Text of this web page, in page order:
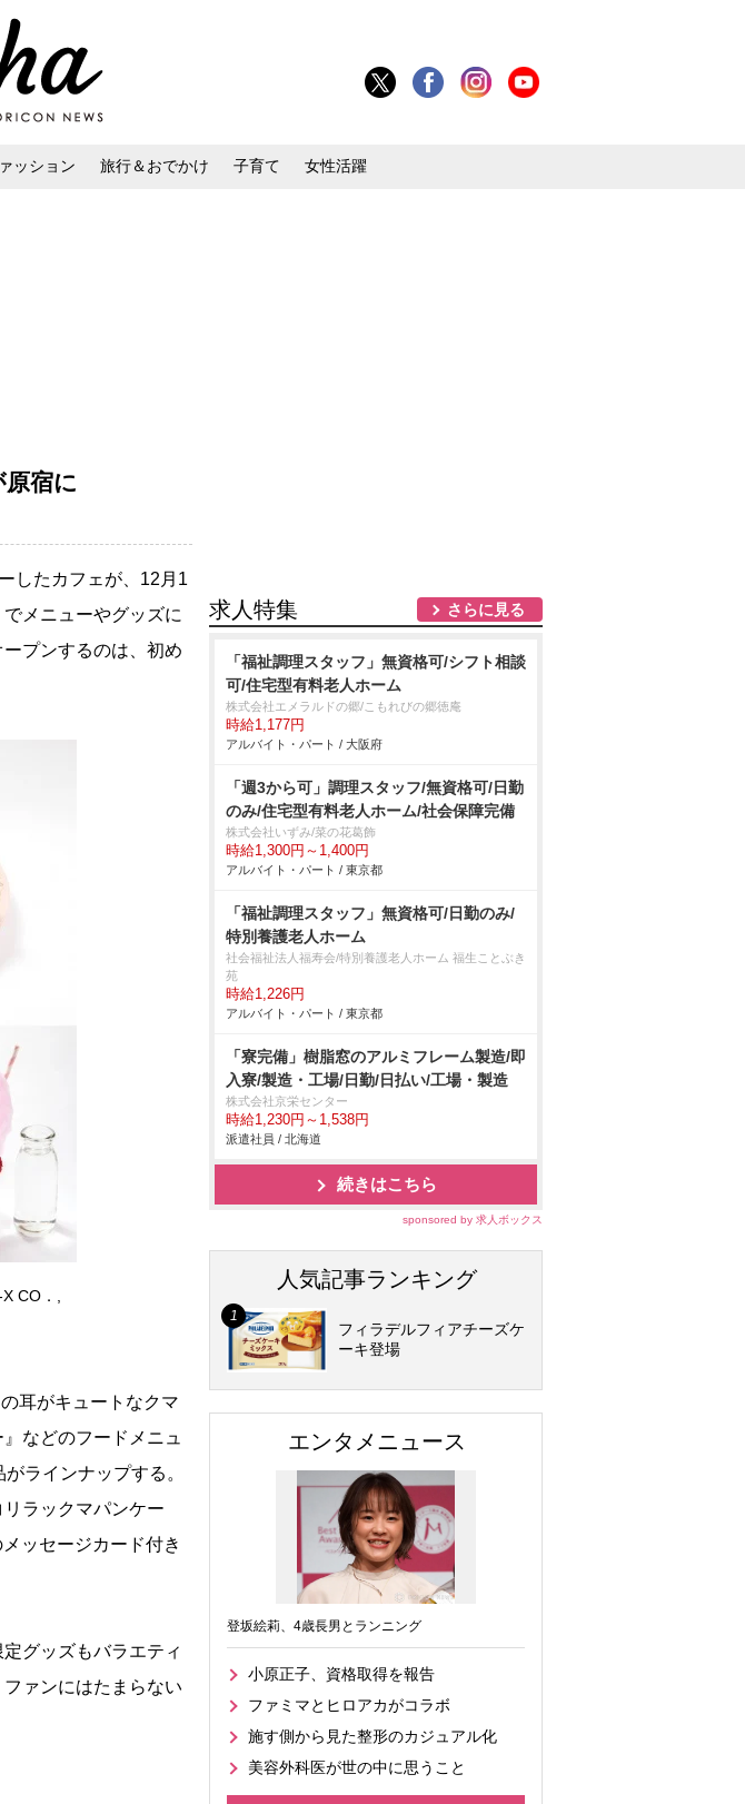
ッション 旅行＆おでかけ 子育て 女性活躍
宿に
したカフェが、12月1
メニューやグッズに
プンするのは、初め
CO．,
耳がキュートなクマ
などのフードメニュ
ラインナップする。
ラックマパンケー
ッセージカード付き
グッズもバラエティ
ァンにはたまらない
求人特集 さらに見る
「福祉調理スタッフ」無資格可/シフト相談
可/住宅型有料老人ホーム
株式会社エメラルドの郷/こもれびの郷徳庵
時給1,177円
アルバイト・パート / 大阪府
「週3から可」調理スタッフ/無資格可/日勤
のみ/住宅型有料老人ホーム/社会保障完備
株式会社いずみ/菜の花葛飾
時給1,300円～1,400円
アルバイト・パート / 東京都
「福祉調理スタッフ」無資格可/日勤のみ/
特別養護老人ホーム
社会福祉法人福寿会/特別養護老人ホーム 福生ことぶき
苑
時給1,226円
アルバイト・パート / 東京都
「寮完備」樹脂窓のアルミフレーム製造/即
入寮/製造・工場/日勤/日払い/工場・製造
株式会社京栄センター
時給1,230円～1,538円
派遣社員 / 北海道
続きはこちら
sponsored by 求人ボックス
人気記事ランキング
フィラデルフィアチーズケ
ーキ登場
エンタメニュース
登坂絵莉、4歳長男とランニング
小原正子、資格取得を報告
ファミマとヒロアカがコラボ
施す側から見た整形のカジュアル化
美容外科医が世の中に思うこと